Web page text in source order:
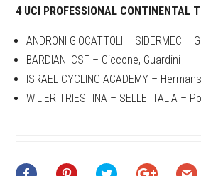
4 UCI PROFESSIONAL
ANDRONI GIOCATTOLI – SIDERMEC –
BARDIANI CSF – Ciccone, Guardini
ISRAEL CYCLING ACADEMY –
WILIER TRIESTINA – SELLE ITALIA –